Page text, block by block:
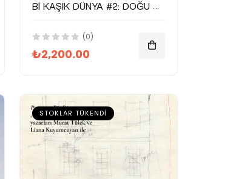
Bi Kaşık Dünya #2: Doğu Akdeniz Mutfağı Gecesi – Atlas Mühürdar x Postane
(0)
₺2,200.00
STOKLAR TÜKENDI